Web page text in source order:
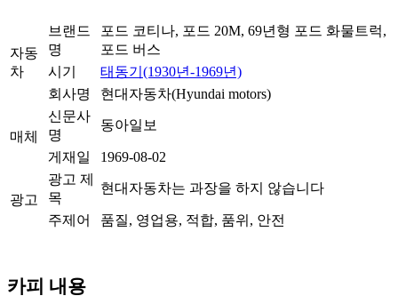
자동
차
브랜드
명
포드 코티나, 포드 20M, 69년형 포드 화물트럭,
포드 버스
시기
태동기(1930년-1969년)
회사명
현대자동차(Hyundai motors)
매체
신문사
명
동아일보
게재일 1969-08-02
광고
광고 제
목
현대자동차는 과장을 하지 않습니다
주제어 품질, 영업용, 적합, 품위, 안전
카피 내용